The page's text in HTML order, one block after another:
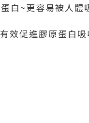
白~更容易被人體
效促進膠原蛋白吸